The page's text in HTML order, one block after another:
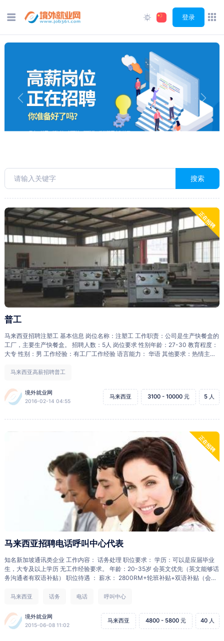
登录
Previous Next
搜索
正在招聘
普工
马来西亚招聘注塑工 基本信息 岗位名称：注塑工 工作职责：公司是生产快餐盒的
工厂，主要生产快餐盒。 招聘人数：5人 岗位要求 性别年龄：27-30 教育程度：
大专 性别：男 工作经验：有工厂工作经验 语言能力： 华语 其他要求：热情主
3100），现有员工工资到了4000马币 工作时间：每周48小时，每周工作6天，
签证 合同期限：2年，欢迎续约 准证类型：工作准证 报名、面试及收费 报名所需
材料：详细的中文履历（指定摸板），学历证明，护照 面试方式：电话或者视频
马来西亚高薪招聘普工
境外就业网
2016-02-14 04:55
马来西亚 3100 - 10000 元 5 人
正在招聘
马来西亚招聘电话呼叫中心代表
知名新加坡通讯类企业 工作内容： 话务处理 职位要求： 学历：可以是应届毕业
生，大专及以上学历 无工作经验要求。 年龄：20-35岁 会英文优先（英文能够话
务沟通者有双语补贴） 职位待遇 ： 薪水： 2800RM+轮班补贴+双语补贴（会英
地点在马来西亚马六甲地区。 雇主简介： 知名新加坡通讯类企业
马来西亚 话务 电话 呼叫中心
境外就业网
2015-06-08 11:02
马来西亚 4800 - 5800 元 40 人